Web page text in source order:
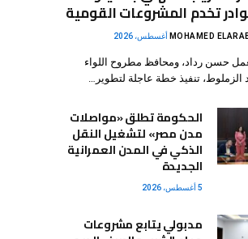
تخدم المشروعات القومية
MOHAMED
حسن رداد، ومحافظ مطروح اللواء
الزملوط، تنفيذ خطة عاجلة لتطوير…
الحكومة تطلق «مواصلات
مدن مصر» لتشغيل النقل
الذكي في المدن العمرانية
الجديدة
5 أغسطس، 2026
مدبولي يتابع مشروعات